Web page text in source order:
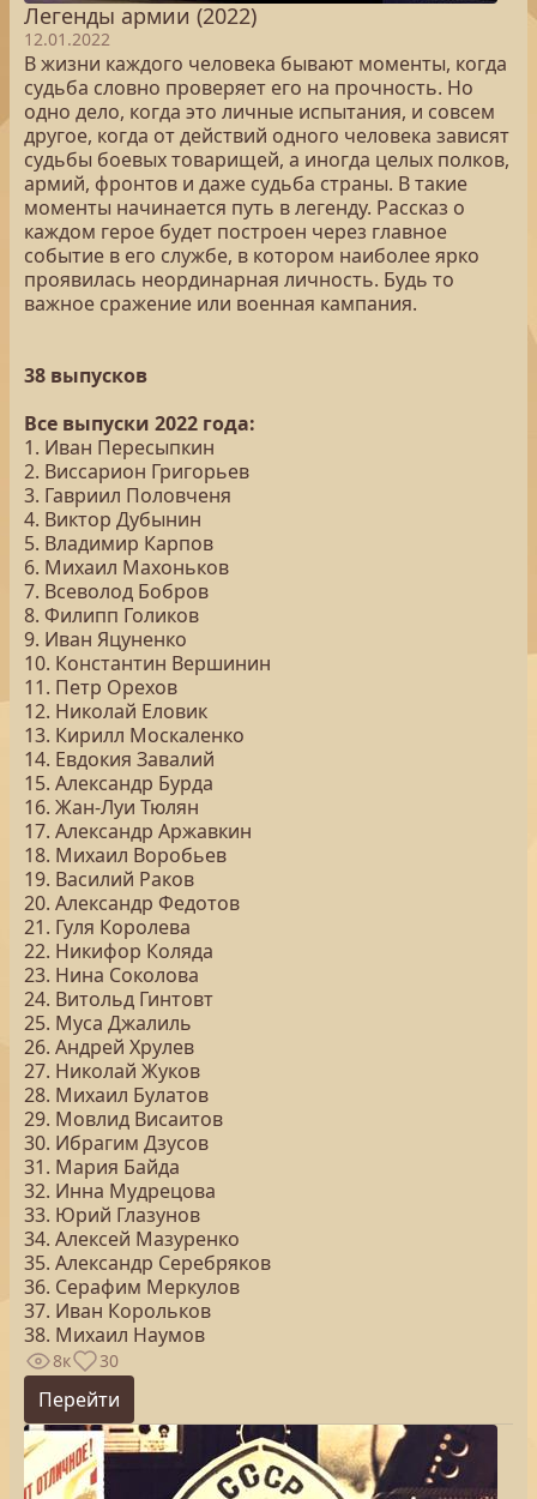
Легенды армии (2022)
12.01.2022
В жизни каждого человека бывают моменты, когда
судьба словно проверяет его на прочность. Но
одно дело, когда это личные испытания, и совсем
другое, когда от действий одного человека зависят
судьбы боевых товарищей, а иногда целых полков,
армий, фронтов и даже судьба страны. В такие
моменты начинается путь в легенду. Рассказ о
каждом герое будет построен через главное
событие в его службе, в котором наиболее ярко
проявилась неординарная личность. Будь то
важное сражение или военная кампания.
38 выпусков
Все выпуски 2022 года:
1. Иван Пересыпкин
2. Виссарион Григорьев
3. Гавриил Половченя
4. Виктор Дубынин
5. Владимир Карпов
6. Михаил Махоньков
7. Всеволод Бобров
8. Филипп Голиков
9. Иван Яцуненко
10. Константин Вершинин
11. Петр Орехов
12. Николай Еловик
13. Кирилл Москаленко
14. Евдокия Завалий
15. Александр Бурда
16. Жан-Луи Тюлян
17. Александр Аржавкин
18. Михаил Воробьев
19. Василий Раков
20. Александр Федотов
21. Гуля Королева
22. Никифор Коляда
23. Нина Соколова
24. Витольд Гинтовт
25. Муса Джалиль
26. Андрей Хрулев
27. Николай Жуков
28. Михаил Булатов
29. Мовлид Висаитов
30. Ибрагим Дзусов
31. Мария Байда
32. Инна Мудрецова
33. Юрий Глазунов
34. Алексей Мазуренко
35. Александр Серебряков
36. Серафим Меркулов
37. Иван Корольков
38. Михаил Наумов
8к 30
Перейти